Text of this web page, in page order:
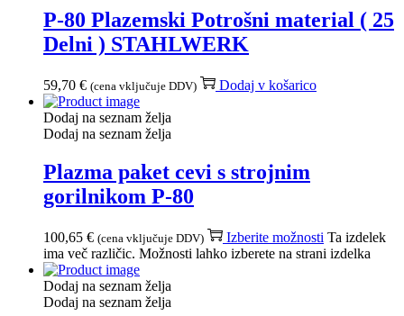
P-80 Plazemski Potrošni material ( 25
Delni ) STAHLWERK
59,70 € (cena vključuje DDV) Dodaj v košarico
Dodaj na seznam želja
Dodaj na seznam želja
Plazma paket cevi s strojnim
gorilnikom P-80
100,65 € (cena vključuje DDV) Izberite možnosti Ta izdelek
ima več različic. Možnosti lahko izberete na strani izdelka
Dodaj na seznam želja
Dodaj na seznam želja